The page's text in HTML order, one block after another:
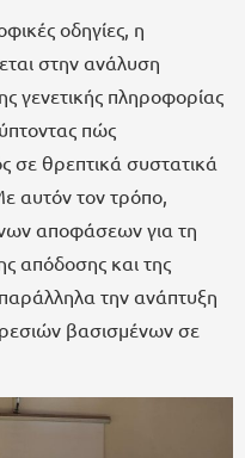
οδηγίες, η
στην ανάλυση
γενετικής πληροφορίας
πώς
σε θρεπτικά συστατικά
αυτόν τον τρόπο,
αποφάσεων για τη
απόδοσης και της
την ανάπτυξη
βασισμένων σε